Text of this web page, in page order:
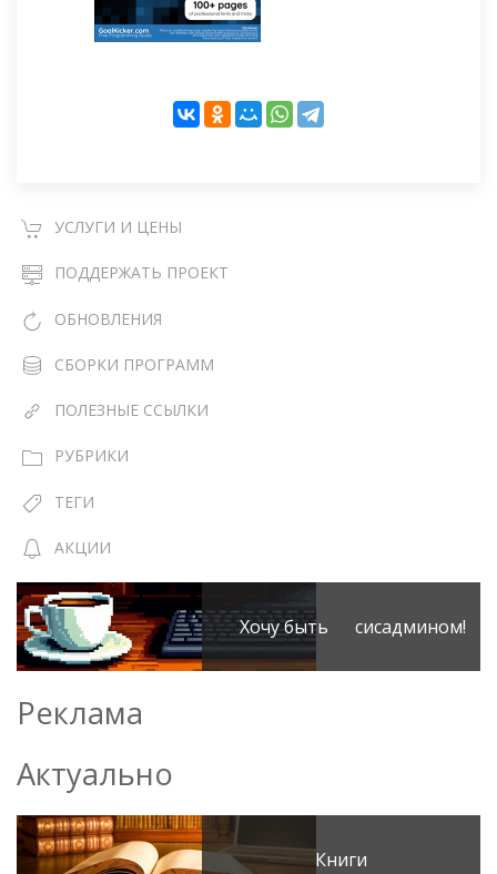
УСЛУГИ И ЦЕНЫ
ПОДДЕРЖАТЬ ПРОЕКТ
ОБНОВЛЕНИЯ
СБОРКИ ПРОГРАММ
ПОЛЕЗНЫЕ ССЫЛКИ
РУБРИКИ
ТЕГИ
АКЦИИ
Хочу быть сисадмином!
Реклама
Актуально
Книги